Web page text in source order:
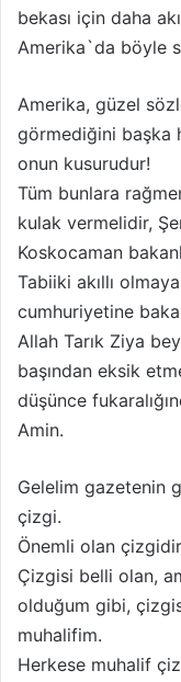
bekası için daha
Amerika`da böyle
Amerika, güzel
görmediğini başka
onun kusurudur!
Tüm bunlara
kulak vermelidir,
Koskocaman
Tabiiki akıllı
cumhuriyetine
Allah Tarık Ziya
başından eksik
düşünce
Amin.
Gelelim gazetenin
çizgi.
Önemli olan
Çizgisi belli olan,
olduğum gibi,
muhalifim.
Herkese muhalif